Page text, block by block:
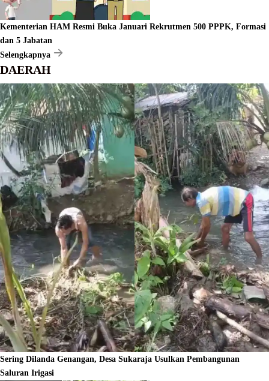
Kementerian HAM Resmi Buka Januari Rekrutmen 500 PPPK, Formasi
dan 5 Jabatan
Selengkapnya
DAERAH
Sering Dilanda Genangan, Desa Sukaraja Usulkan Pembangunan
Saluran Irigasi